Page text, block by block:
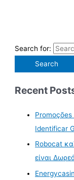
Search for:
Recent
Identificar
Robocat
είναι